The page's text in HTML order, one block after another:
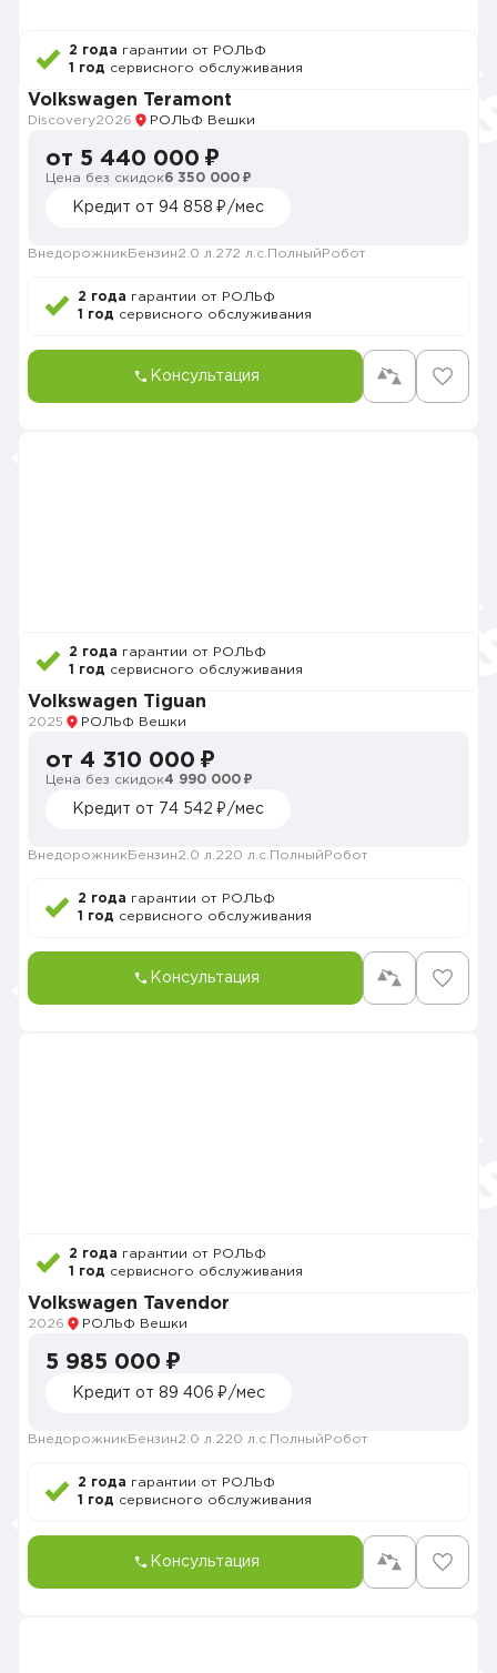
2 года гарантии от РОЛЬФ
1 год сервисного обслуживания
Volkswagen Teramont
Discovery2026 РОЛЬФ Вешки
от 5 440 000 ₽
Цена без скидок6 350 000 ₽
Кредит от 94 858 ₽/мес
Внедорожник Бензин2.0 л. 272 л.с. Полный Робот
2 года гарантии от РОЛЬФ
1 год сервисного обслуживания
Консультация
2 года гарантии от РОЛЬФ
1 год сервисного обслуживания
Volkswagen Tiguan
2025 РОЛЬФ Вешки
от 4 310 000 ₽
Цена без скидок4 990 000 ₽
Кредит от 74 542 ₽/мес
Внедорожник Бензин2.0 л. 220 л.с. Полный Робот
2 года гарантии от РОЛЬФ
1 год сервисного обслуживания
Консультация
2 года гарантии от РОЛЬФ
1 год сервисного обслуживания
Volkswagen Tavendor
2026 РОЛЬФ Вешки
5 985 000 ₽
Кредит от 89 406 ₽/мес
Внедорожник Бензин2.0 л. 220 л.с. Полный Робот
2 года гарантии от РОЛЬФ
1 год сервисного обслуживания
Консультация